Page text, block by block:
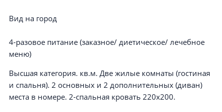
Вид на город
4-разовое питание (заказное/ диетическое/ лечебное
меню)
Высшая категория. кв.м. Две жилые комнаты (гостиная
и спальня). 2 основных и 2 дополнительных (диван)
места в номере. 2-спальная кровать 220х200.